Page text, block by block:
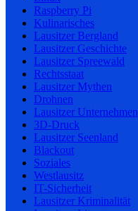
Raspberry Pi
Kulinarisches
Lausitzer Bergland
Lausitzer Geschichte
Lausitzer Spreewald
Rechtsstaat
Lausitzer Mythen
Drohnen
Lausitzer Unternehmen
3D-Druck
Lausitzer Seenland
Blackout
Soziales
Westlausitz
IT-Sicherheit
Lausitzer Kriminalität